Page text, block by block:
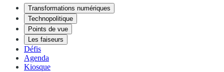
Transformations numériques
Technopolitique
Points de vue
Les faiseurs
Défis
Agenda
Kiosque